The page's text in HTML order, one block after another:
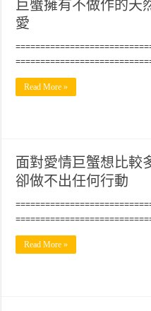
巨蟹擁有不做作的天
愛
Read More »
面對愛情巨蟹想比較
卻做不出任何行動
Read More »